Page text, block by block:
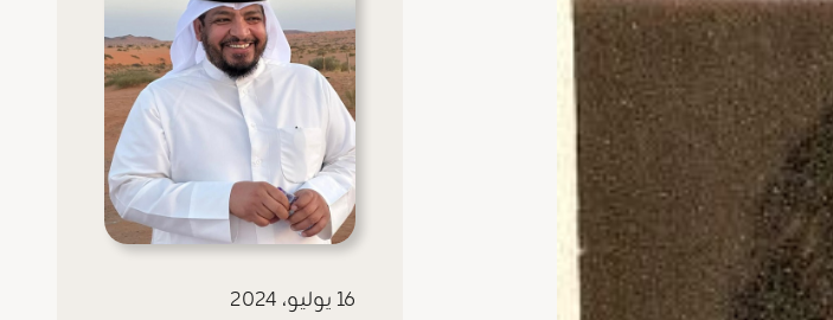
16 يوليو، 2024